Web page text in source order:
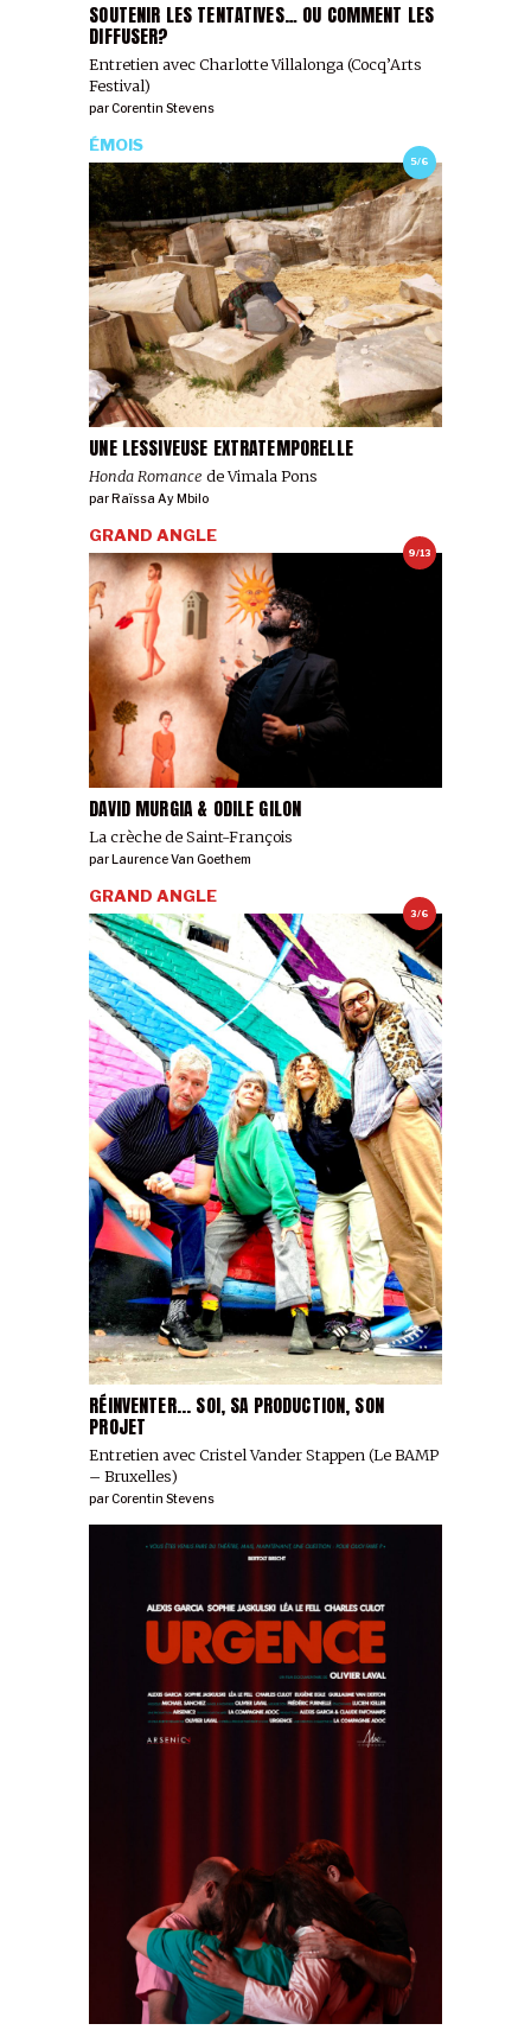
SOUTENIR LES TENTATIVES… OU COMMENT LES
DIFFUSER?
Entretien avec Charlotte Villalonga (Cocq’Arts
Festival)
parCorentin Stevens
5/6
UNE LESSIVEUSE EXTRATEMPORELLE
Honda Romance de Vimala Pons
ÉMOIS
parRaïssa Ay Mbilo
9/13
DAVID MURGIA & ODILE GILON
La crèche de Saint-François
GRAND ANGLE
par Laurence Van Goethem
3/6
RÉINVENTER... SOI, SA PRODUCTION, SON
PROJET
Entretien avec Cristel Vander Stappen (Le BAMP
– Bruxelles)
GRAND ANGLE
parCorentin Stevens